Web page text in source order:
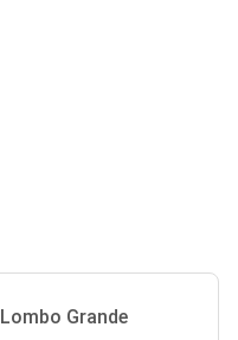
Lombo Grande